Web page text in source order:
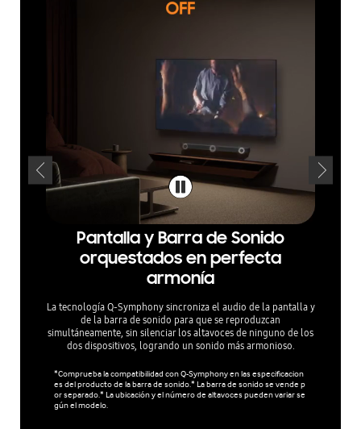
Pantalla y Barra de Sonido
orquestados en perfecta
armonía
La tecnología Q-Symphony sincroniza el audio de la pantalla y
de la barra de sonido para que se reproduzcan
simultáneamente, sin silenciar los altavoces de ninguno de los
dos dispositivos, logrando un sonido más armonioso.
*Comprueba la compatibilidad con Q-Symphony en las especificacion
es del producto de la barra de sonido.* La barra de sonido se vende p
or separado.* La ubicación y el número de altavoces pueden variar se
gún el modelo.